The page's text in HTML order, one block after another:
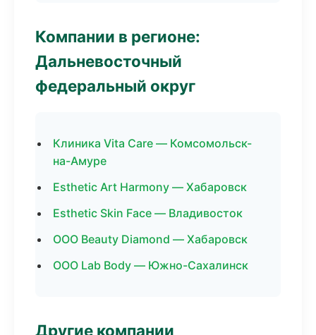
Компании в регионе:
Дальневосточный
федеральный округ
Клиника Vita Care — Комсомольск-
на-Амуре
Esthetic Art Harmony — Хабаровск
Esthetic Skin Face — Владивосток
ООО Beauty Diamond — Хабаровск
ООО Lab Body — Южно-Сахалинск
Другие компании